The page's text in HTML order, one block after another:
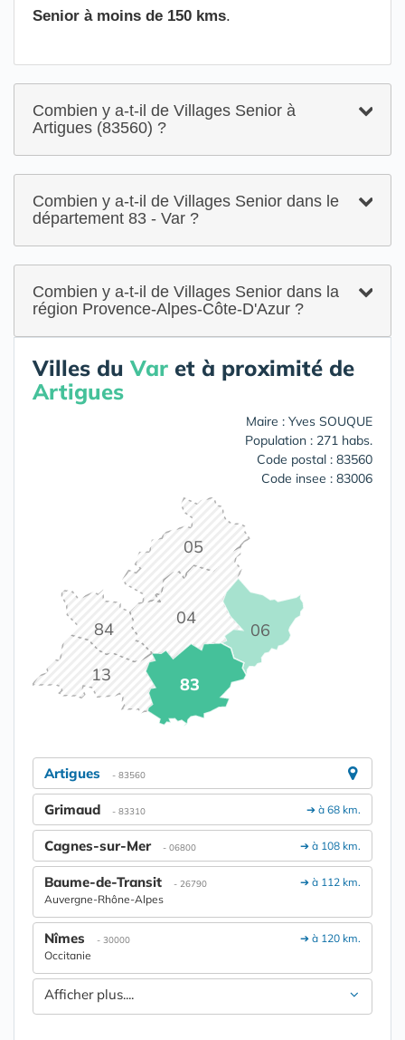
Senior à moins de 150 kms.
Combien y a-t-il de Villages Senior à
Artigues (83560) ?
Combien y a-t-il de Villages Senior dans le
département 83 - Var ?
Combien y a-t-il de Villages Senior dans la
région Provence-Alpes-Côte-D'Azur ?
Villes duVar et à proximité de
Artigues
Maire : Yves SOUQUE
Population : 271 habs.
Code postal : 83560
Code insee : 83006
04
05
06
13 83
84
Artigues - 83560
➔ à 68 km.
Grimaud - 83310
➔ à 108 km.
Cagnes-sur-Mer - 06800
➔ à 112 km.
Baume-de-Transit - 26790
Auvergne-Rhône-Alpes
➔ à 120 km.
Nîmes - 30000
Occitanie
Afficher plus....